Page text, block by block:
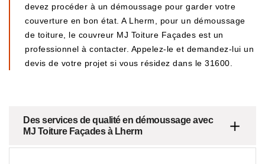
devez procéder à un démoussage pour garder votre
couverture en bon état. A Lherm, pour un démoussage
de toiture, le couvreur MJ Toiture Façades est un
professionnel à contacter. Appelez-le et demandez-lui un
devis de votre projet si vous résidez dans le 31600.
Des services de qualité en démoussage avec
MJ Toiture Façades à Lherm